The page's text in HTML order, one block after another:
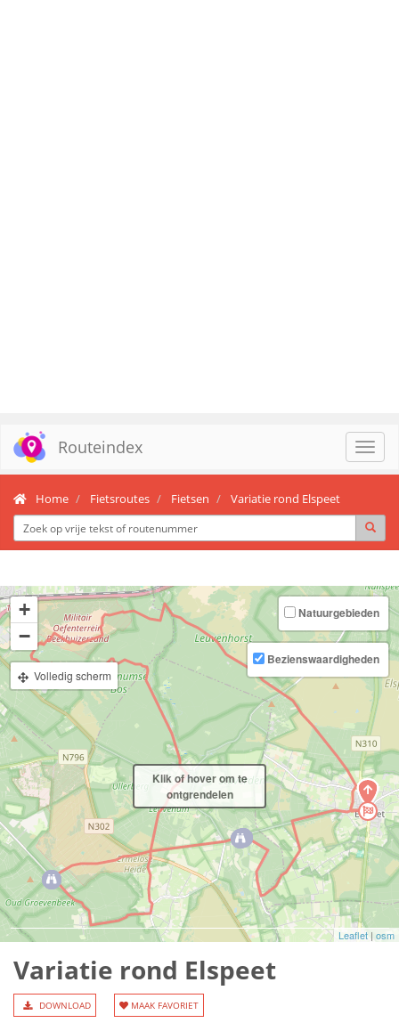
Routeindex
Home Fietsroutes Fietsen Variatie rond Elspeet
+
−
Volledig scherm
Natuurgebieden
Bezienswaardigheden
Leaflet | osm
Klik of hover om te
ontgrendelen
Variatie rond Elspeet
DOWNLOAD MAAK FAVORIET